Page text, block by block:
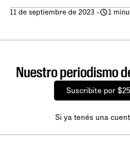
11 de septiembre de 2023 - 1
Nuestro periodismo
Suscribite por
Si ya tenés una